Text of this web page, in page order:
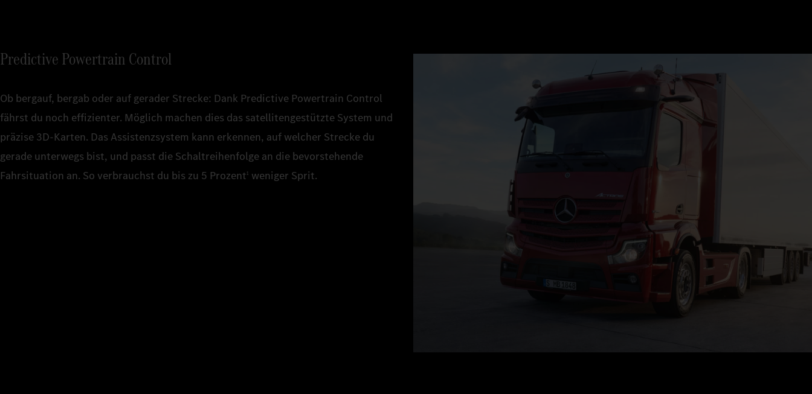
Predictive Powertrain Control
Ob bergauf, bergab oder auf gerader Strecke: Dank Predictive Powertrain Control
fährst du noch effizienter. Möglich machen dies das satellitengestützte System und
präzise 3D‑Karten. Das Assistenzsystem kann erkennen, auf welcher Strecke du
gerade unterwegs bist, und passt die Schaltreihenfolge an die bevorstehende
Fahrsituation an. So verbrauchst du bis zu 5 Prozent1 weniger Sprit.